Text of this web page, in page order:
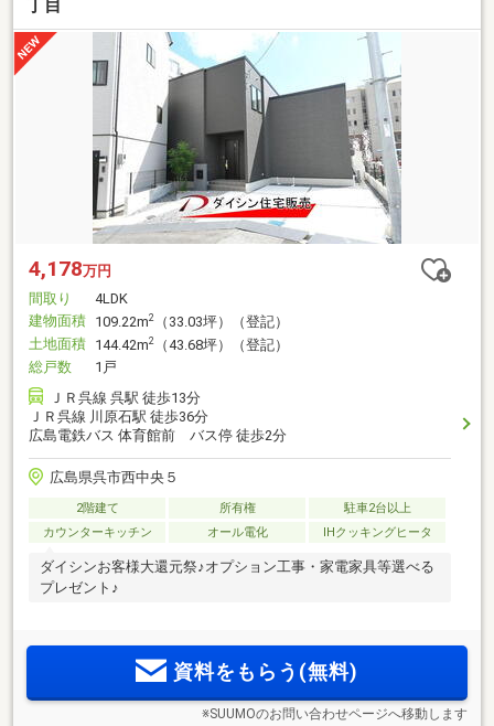
丁目
4,178万円
間取り
4LDK
建物面積 109.22m2
（33.03坪）（登記）
土地面積 144.42m2
（43.68坪）（登記）
総戸数
1戸
ＪＲ呉線 呉駅 徒歩13分
ＪＲ呉線 川原石駅 徒歩36分
広島電鉄バス 体育館前 バス停 徒歩2分
広島県呉市西中央５
2階建て 所有権
駐車2台以上
カウンターキッチン
オール電化 IHクッキングヒータ
ダイシンお客様大還元祭♪オプション工事・家電家具等選べる
プレゼント♪
資料をもらう(無料)
※SUUMOのお問い合わせページへ移動します